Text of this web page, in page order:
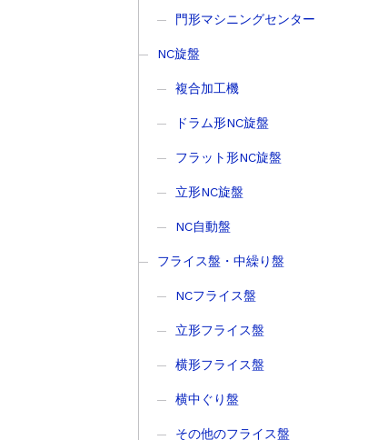
門形マシニングセンター
NC旋盤
複合加工機
ドラム形NC旋盤
フラット形NC旋盤
立形NC旋盤
NC自動盤
フライス盤・中繰り盤
NCフライス盤
立形フライス盤
横形フライス盤
横中ぐり盤
その他のフライス盤